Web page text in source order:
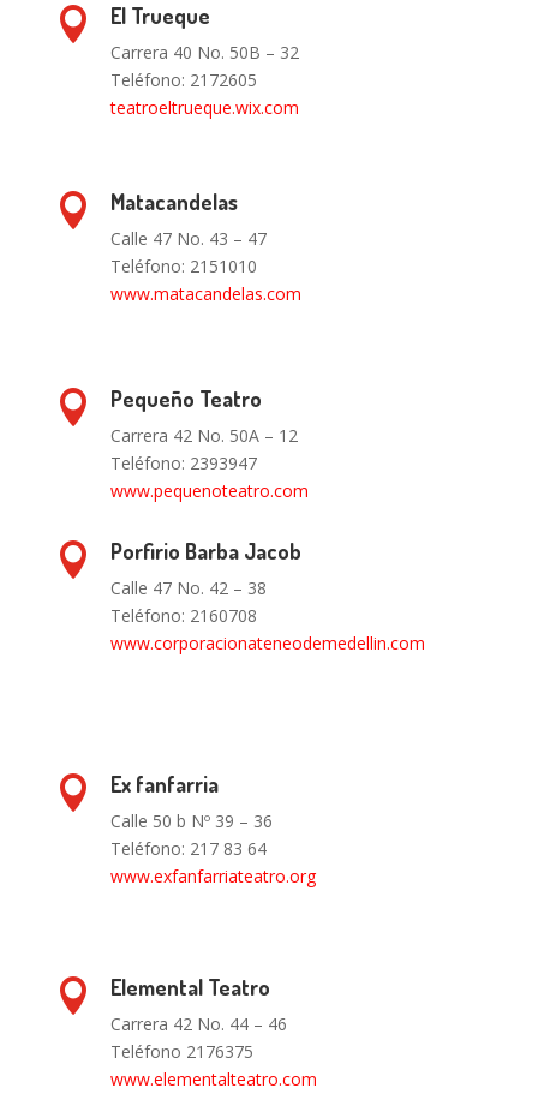
 El Trueque
Carrera 40 No. 50B – 32
Teléfono: 2172605
teatroeltrueque.wix.com
 Matacandelas
Calle 47 No. 43 – 47
Teléfono: 2151010
www.matacandelas.com
 Pequeño Teatro
Carrera 42 No. 50A – 12
Teléfono: 2393947
www.pequenoteatro.com
 Porfirio Barba Jacob
Calle 47 No. 42 – 38
Teléfono: 2160708
www.corporacionateneodemedellin.com
 Ex fanfarria
Calle 50 b Nº 39 – 36
Teléfono: 217 83 64
www.exfanfarriateatro.org
 Elemental Teatro
Carrera 42 No. 44 – 46
Teléfono 2176375
www.elementalteatro.com